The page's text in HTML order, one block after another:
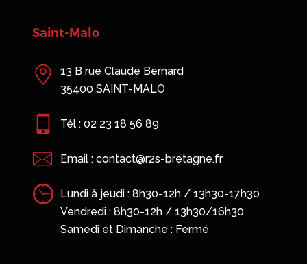
Saint-Malo
13 B rue Claude Bernard
35400 SAINT-MALO
Tél : 02 23 18 56 89
Email : contact@r2s-bretagne.fr
Lundi à jeudi : 8h30-12h / 13h30-17h30
Vendredi : 8h30-12h / 13h30/16h30
Samedi et Dimanche : Fermé